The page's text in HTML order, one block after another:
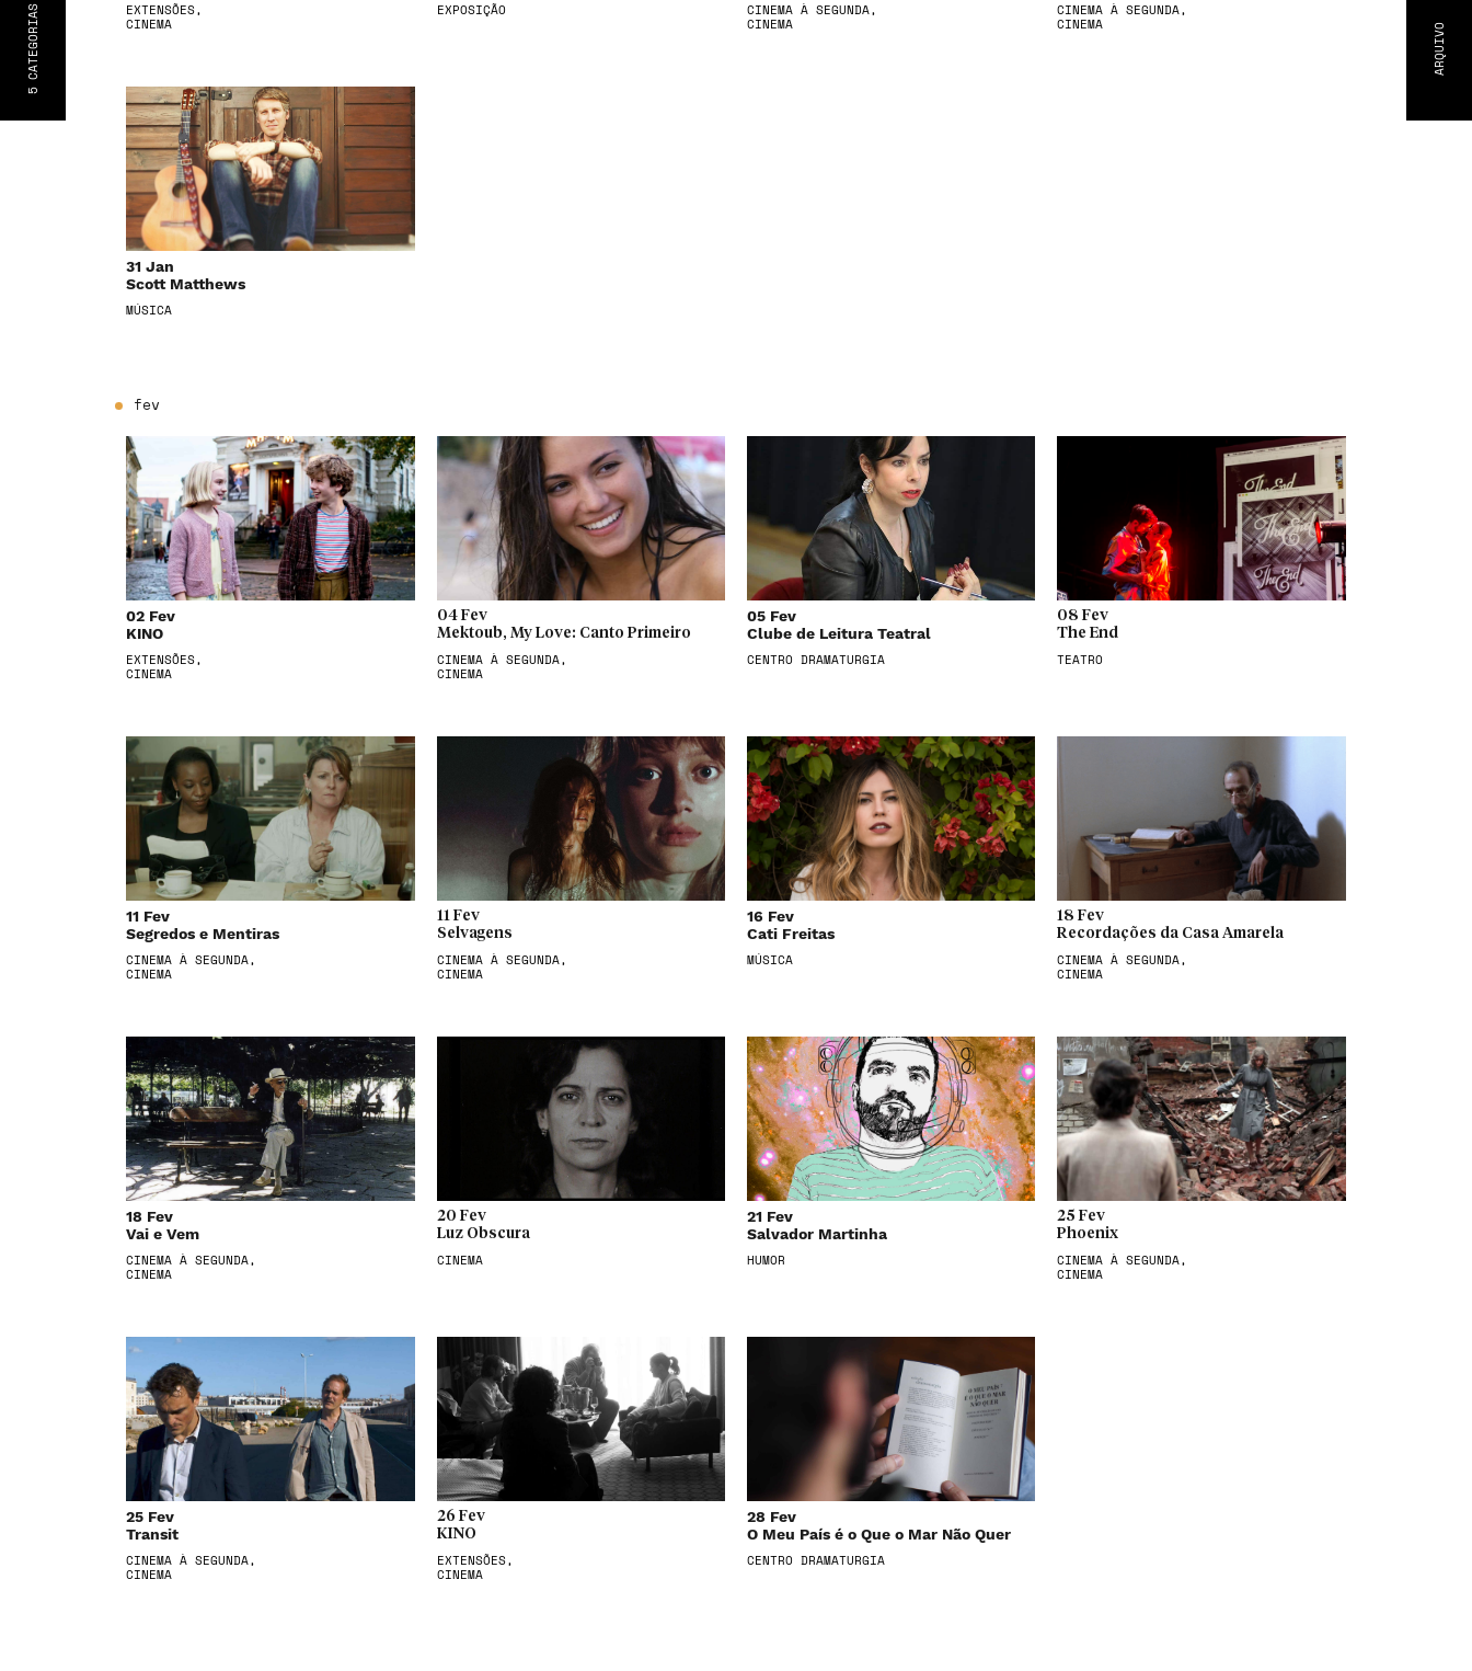
ARQUIVO
5
CATEGORIA
S
EXTENSÕES,
CINEMA
EXPOSIÇÃO
CINEMA À SEGUNDA,
CINEMA
CINEMA À SEGUNDA,
CINEMA
31 Jan
Scott Matthews
MÚSICA
fev
02 Fev
KINO
EXTENSÕES,
CINEMA
04 Fev
Mektoub, My Love: Canto Primeiro
CINEMA À SEGUNDA,
CINEMA
05 Fev
Clube de Leitura Teatral
CENTRO DRAMATURGIA
08 Fev
The End
TEATRO
11 Fev
Segredos e Mentiras
CINEMA À SEGUNDA,
CINEMA
11 Fev
Selvagens
CINEMA À SEGUNDA,
CINEMA
16 Fev
Cati Freitas
MÚSICA
18 Fev
Recordações da Casa Amarela
CINEMA À SEGUNDA,
CINEMA
18 Fev
Vai e Vem
CINEMA À SEGUNDA,
CINEMA
20 Fev
Luz Obscura
CINEMA
21 Fev
Salvador Martinha
HUMOR
25 Fev
Phoenix
CINEMA À SEGUNDA,
CINEMA
25 Fev
Transit
CINEMA À SEGUNDA,
CINEMA
26 Fev
KINO
EXTENSÕES,
CINEMA
28 Fev
O Meu País é o Que o Mar Não Quer
CENTRO DRAMATURGIA